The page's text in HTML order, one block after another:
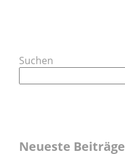
Suchen
Neueste Beiträge